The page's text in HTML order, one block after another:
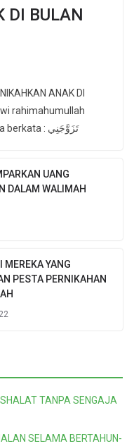
DI BULAN
ANAK DI
rahimahumullah
Ta’ala Dari Aisyah radhiyallahu ‘anha berkata : تَزَوَّجَنِي
UANG
DALAM WALIMAH
MEREKA YANG
PESTA PERNIKAHAN
TANPA SENGAJA
SELAMA BERTAHUN-